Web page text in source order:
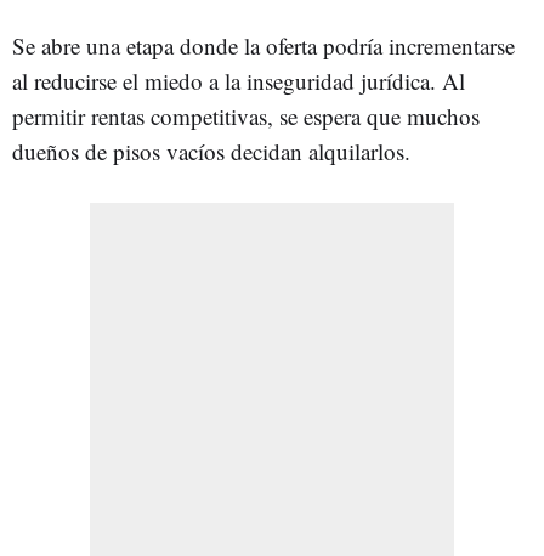
Se abre una etapa donde la oferta podría incrementarse
al reducirse el miedo a la inseguridad jurídica. Al
permitir rentas competitivas, se espera que muchos
dueños de pisos vacíos decidan alquilarlos.